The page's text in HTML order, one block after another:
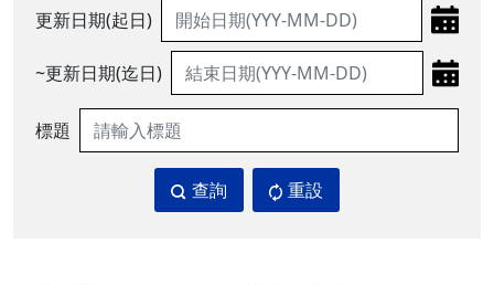
更新日期(起日)
~更新日期(迄日)
標題
查詢 重設